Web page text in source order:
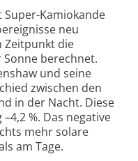
Kamiokande
neu
Zeitpunkt die
berechnet.
und seine
zwischen den
in der Nacht. Diese
%. Das negative
mehr solare
am Tage.